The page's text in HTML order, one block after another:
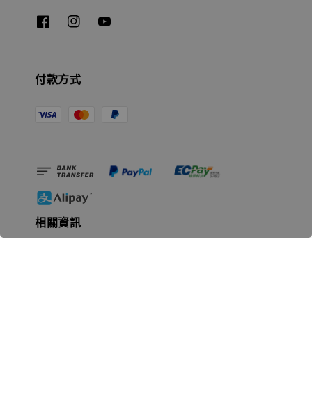
付款方式
相關資訊